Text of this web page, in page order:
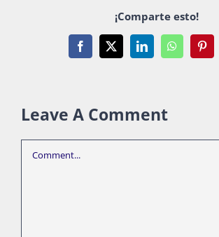
¡Comparte esto!
Facebook
X LinkedInWhatsApp
Leave A Comment
Comment